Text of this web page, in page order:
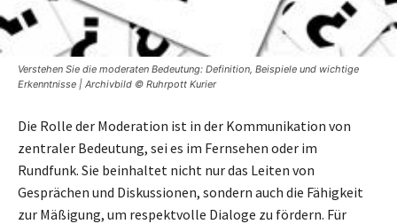
Verstehen Sie die moderaten Bedeutung: Definition, Beispiele und wichtige
Erkenntnisse | Archivbild © Ruhrpott Kurier
Die Rolle der Moderation ist in der Kommunikation von
zentraler Bedeutung, sei es im Fernsehen oder im
Rundfunk. Sie beinhaltet nicht nur das Leiten von
Gesprächen und Diskussionen, sondern auch die Fähigkeit
zur Mäßigung, um respektvolle Dialoge zu fördern. Für